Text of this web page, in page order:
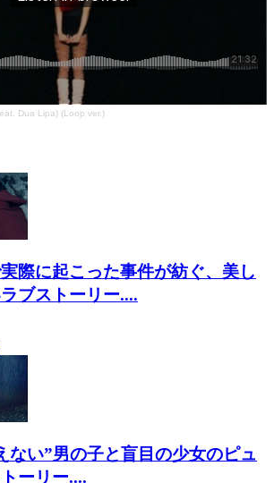
Dua Lipa) (Loop ver.)
際に起こった事件が紡ぐ、美し
ブストーリー....
ない”男の子と盲目の少女のピュ
ーリー....